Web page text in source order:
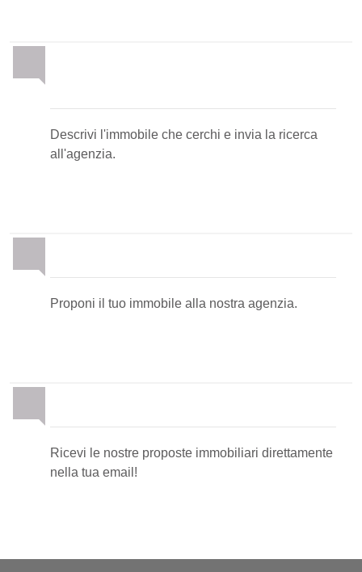
Descrivi l'immobile che cerchi e invia la ricerca
all'agenzia.
Proponi il tuo immobile alla nostra agenzia.
Ricevi le nostre proposte immobiliari direttamente
nella tua email!